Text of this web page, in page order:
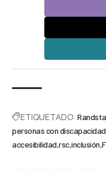
ETIQUETADO:
personas con discapacidad
accesibilidad rsc inclusión